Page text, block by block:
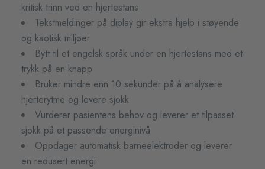
kritisk trinn ved en hjertestans
Tekstmeldinger på diplay gir ekstra hjelp i støyende
og kaotisk miljøer
Bytt til et engelsk språk under en hjertestans med et
trykk på en knapp
Bruker mindre enn 10 sekunder på å analysere
hjerterytme og levere sjokk
Vurderer pasientens behov og leverer et tilpasset
sjokk på et passende energinivå
Oppdager automatisk barneelektroder og leverer
en redusert energi